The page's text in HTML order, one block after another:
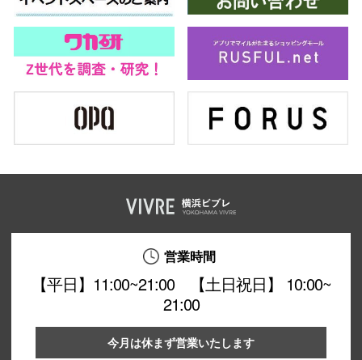
営業時間
【平日】11:00~21:00 【土日祝日】 10:00~
21:00
今月は休まず営業いたします